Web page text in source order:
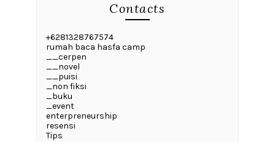
Contacts
+6281328767574
rumah baca hasfa camp
__cerpen
__novel
__puisi
_non fiksi
_buku
_event
enterpreneurship
resensi
Tips